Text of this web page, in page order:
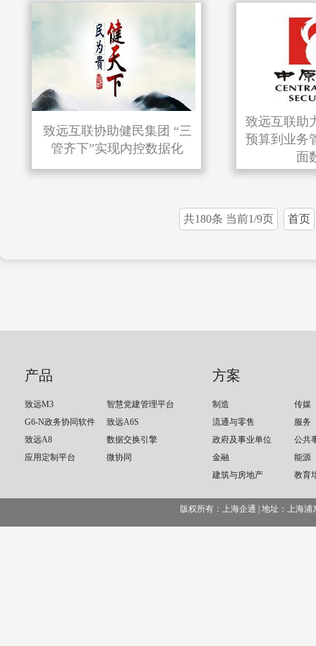
致远互联协助健民集团 “三
管齐下”实现内控数据化
致远互联助
预算到业务
面
共180条 当前1/9页 首页
产品
致远M3
智慧党建管理平台
G6-N政务协同软件
致远A6S
致远A8
数据交换引擎
应用定制平台
微协同
方案
制造
传媒
流通与零售
服务
政府及事业单位
公共
金融
能源
建筑与房地产
教育
版权所有：上海企通 | 地址：上海